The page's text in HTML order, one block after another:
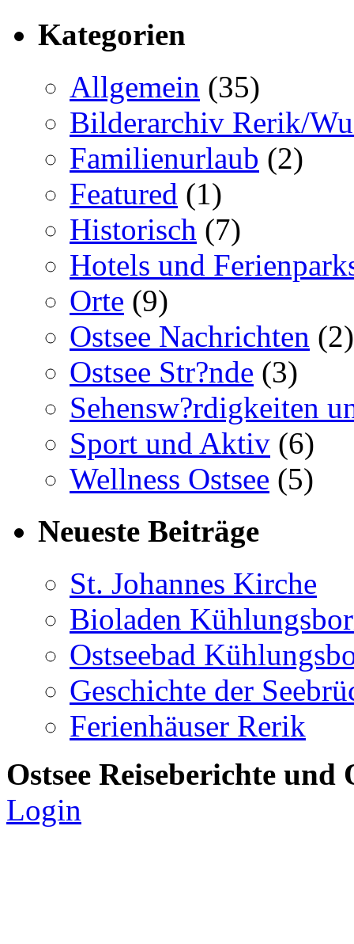
Kategorien
Allgemein (35)
Bilderarchiv Rerik/
Familienurlaub (2)
Featured (1)
Historisch (7)
Hotels und
Orte (9)
Ostsee Nachrichten (2)
Ostsee Str?nde (3)
Sehensw?rdigkeiten
Sport und Aktiv (6)
Wellness Ostsee (5)
Neueste Beiträge
St. Johannes Kirche
Bioladen
Ostseebad
Geschichte der
Ferienhäuser Rerik
Ostsee Reiseberichte
Login